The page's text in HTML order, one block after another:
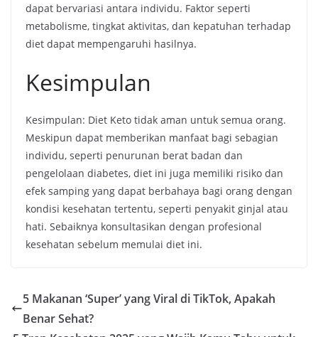
dapat bervariasi antara individu. Faktor seperti
metabolisme, tingkat aktivitas, dan kepatuhan terhadap
diet dapat mempengaruhi hasilnya.
Kesimpulan
Kesimpulan: Diet Keto tidak aman untuk semua orang.
Meskipun dapat memberikan manfaat bagi sebagian
individu, seperti penurunan berat badan dan
pengelolaan diabetes, diet ini juga memiliki risiko dan
efek samping yang dapat berbahaya bagi orang dengan
kondisi kesehatan tertentu, seperti penyakit ginjal atau
hati. Sebaiknya konsultasikan dengan profesional
kesehatan sebelum memulai diet ini.
5 Makanan ‘Super’ yang Viral di TikTok, Apakah
Benar Sehat?